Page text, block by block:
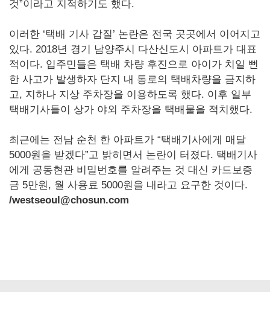
것”이라고 지적하기도 했다.
이러한 ‘택배 기사 갑질’ 논란은 전국 곳곳에서 이어지고
있다. 2018년 경기 남양주시 다산신도시 아파트가 대표
적이다. 입주민들은 택배 차량 후진으로 아이가 치일 뻔
한 사고가 발생하자 단지 내 통로의 택배차량을 금지하
고, 지하나 지상 주차장을 이용하도록 했다. 이후 일부
택배기사들이 상가 야외 주차장을 택배물을 적치했다.
최근에는 전남 순천 한 아파트가 “택배기사에게 매달
5000원을 받겠다”고 밝히면서 논란이 터졌다. 택배기사
에게 공동현관 비밀번호를 알려주는 것 대신 카드보증
금 5만원, 월 사용료 5000원을 내라고 요구한 것이다.
/westseoul@chosun.com